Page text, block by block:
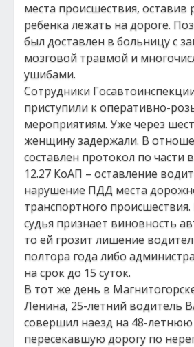
места происшествия, оставив
ребенка лежать на дороге.
был доставлен в больницу с
мозговой травмой и
ушибами.
Сотрудники
приступили к оперативно-
мероприятиям. Уже через
женщину задержали. В
составлен протокол по части
12.27 КоАП – оставление
нарушение ПДД места
транспортного
судья признает виновность
то ей грозит лишение
полтора года либо
на срок до 15 суток.
В тот же день в
Ленина, 25-летний водитель
совершил наезд на 48-
пересекавшую дорогу по